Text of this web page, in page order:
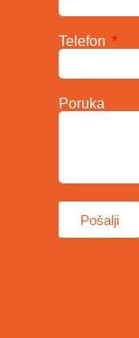
Telefon
Poruka
Pošalji